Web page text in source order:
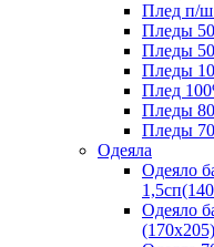
Плед п/ш
Пледы
Пледы
Пледы
Плед
Пледы
Пледы
Одеяла
Одеяло
Одеяло
(170х205)